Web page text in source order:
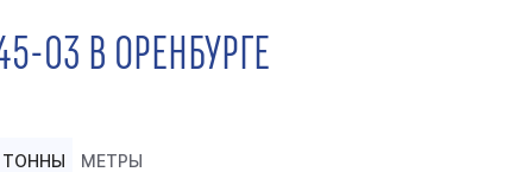
03 В ОРЕНБУРГЕ
ТОННЫ МЕТРЫ